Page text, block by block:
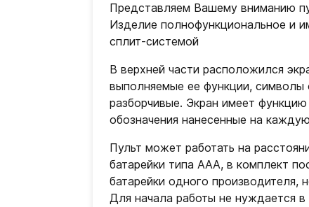
Представляем Вашему вниманию
Изделие полнофункциональное и
сплит-системой
В верхней части расположился
выполняемые ее функции,
разборчивые. Экран имеет
обозначения нанесенные на
Пульт может работать на
батарейки типа ААА, в комплект
батарейки одного производителя,
Для начала работы не нуждается в